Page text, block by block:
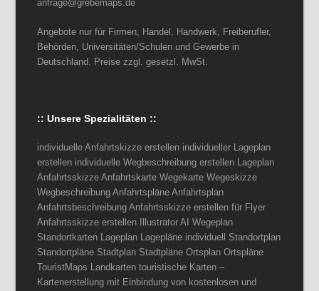
anfrage@grebemaps.de
Angebote nur für Firmen, Handel, Handwerk, Freiberufler,
Behörden, Universitäten/Schulen und Gewerbe in
Deutschland. Preise zzgl. gesetzl. MwSt.
:: Unsere Spezialitäten ::
individuelle Anfahrtskizze erstellen individueller Lageplan
erstellen individuelle Wegbeschreibung erstellen Lageplan
Anfahrtsskizze Anfahrtskarte Wegekarte Wegeskizze
Wegbeschreibung Anfahrtspläne Anfahrtsplan
Anfahrtsbeschreibung Anfahrtsskizze erstellen für Flyer
Anfahrtsskizze erstellen Illustrator AI Wegeplan
Standortkarten Lageplan Lagepläne individuell Standortplan
Standortpläne Stadtplan Stadtpläne Ortsplan Ortspläne
TouristMaps Landkarten touristische Karten –
Kartenerstellung mit Einbindung von kostenlosen und